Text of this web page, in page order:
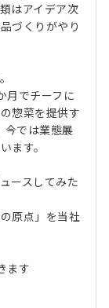
はアイデア次
づくりがやり
月でチーフに
惣菜を提供す
では業態展
ます。
ースしてみた
原点」を当社
ます